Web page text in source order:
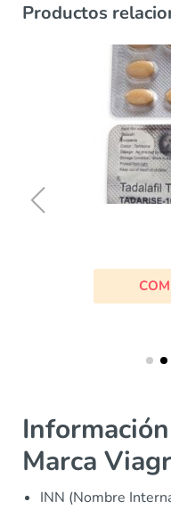
Productos
Marca
INN (Nombre